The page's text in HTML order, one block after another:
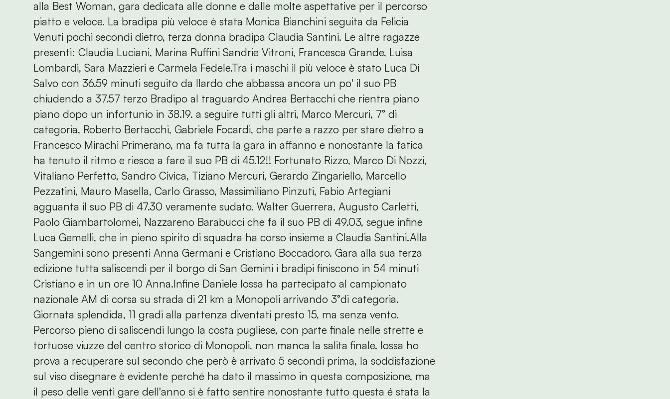
alla Best Woman, gara dedicata alle donne e dalle molte aspettative per il percorso
piatto e veloce. La bradipa più veloce è stata Monica Bianchini seguita da Felicia
Venuti pochi secondi dietro, terza donna bradipa Claudia Santini. Le altre ragazze
presenti: Claudia Luciani, Marina Ruffini Sandrie Vitroni, Francesca Grande, Luisa
Lombardi, Sara Mazzieri e Carmela Fedele.Tra i maschi il più veloce è stato Luca Di
Salvo con 36.59 minuti seguito da Ilardo che abbassa ancora un po' il suo PB
chiudendo a 37.57 terzo Bradipo al traguardo Andrea Bertacchi che rientra piano
piano dopo un infortunio in 38.19. a seguire tutti gli altri, Marco Mercuri, 7° di
categoria, Roberto Bertacchi, Gabriele Focardi, che parte a razzo per stare dietro a
Francesco Mirachi Primerano, ma fa tutta la gara in affanno e nonostante la fatica
ha tenuto il ritmo e riesce a fare il suo PB di 45.12!! Fortunato Rizzo, Marco Di Nozzi,
Vitaliano Perfetto, Sandro Civica, Tiziano Mercuri, Gerardo Zingariello, Marcello
Pezzatini, Mauro Masella, Carlo Grasso, Massimiliano Pinzuti, Fabio Artegiani
agguanta il suo PB di 47.30 veramente sudato. Walter Guerrera, Augusto Carletti,
Paolo Giambartolomei, Nazzareno Barabucci che fa il suo PB di 49.03, segue infine
Luca Gemelli, che in pieno spirito di squadra ha corso insieme a Claudia Santini.Alla
Sangemini sono presenti Anna Germani e Cristiano Boccadoro. Gara alla sua terza
edizione tutta saliscendi per il borgo di San Gemini i bradipi finiscono in 54 minuti
Cristiano e in un ore 10 Anna.Infine Daniele Iossa ha partecipato al campionato
nazionale AM di corsa su strada di 21 km a Monopoli arrivando 3°di categoria.
Giornata splendida, 11 gradi alla partenza diventati presto 15, ma senza vento.
Percorso pieno di saliscendi lungo la costa pugliese, con parte finale nelle strette e
tortuose viuzze del centro storico di Monopoli, non manca la salita finale. Iossa ho
prova a recuperare sul secondo che però è arrivato 5 secondi prima, la soddisfazione
sul viso disegnare è evidente perché ha dato il massimo in questa composizione, ma
il peso delle venti gare dell'anno si è fatto sentire nonostante tutto questa é stata la